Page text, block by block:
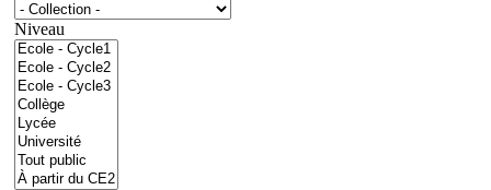
Niveau